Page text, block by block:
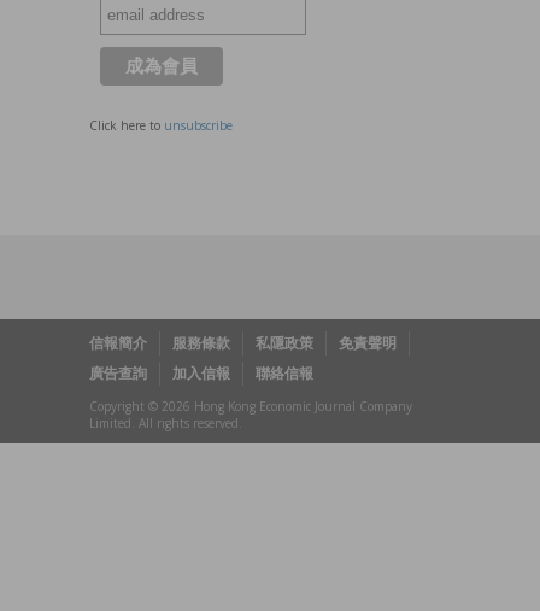
Click here to unsubscribe
信報簡介 服務條款 私隱政策
免責聲明
廣告查詢
加入信報 聯絡信報
Copyright © 2026 Hong Kong Economic Journal Company
Limited. All rights reserved.